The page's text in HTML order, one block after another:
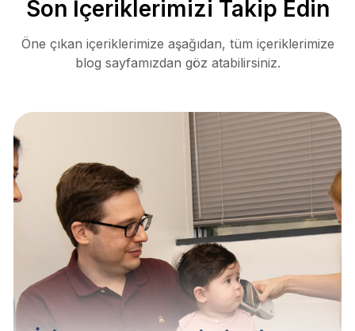
Son İçeriklerimizi Takip Edin
Öne çıkan içeriklerimize aşağıdan, tüm içeriklerimize
blog sayfamızdan göz atabilirsiniz.